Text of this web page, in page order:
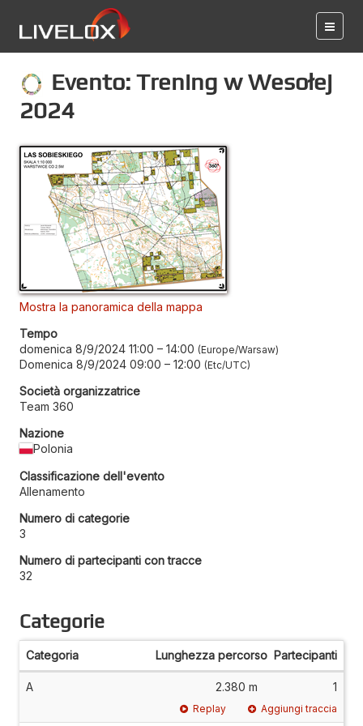
Evento: Trening w Wesołej
2024
Mostra la panoramica della mappa
Tempo
domenica 8/9/2024 11:00 – 14:00 Europe/Warsaw
Domenica 8/9/2024 09:00 – 12:00 Etc/UTC
Società organizzatrice
Team 360
Nazione
Polonia
Classificazione dell'evento
Allenamento
Numero di categorie
3
Numero di partecipanti con tracce
32
Categorie
Categoria Lunghezza percorso Partecipanti
A 2.380 m 1
Replay Aggiungi traccia